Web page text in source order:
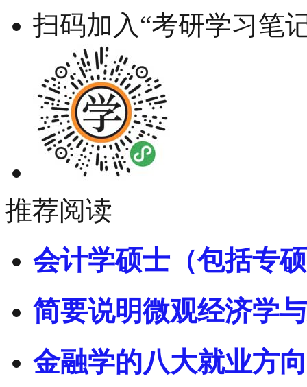
扫码加入“考研学习笔
推荐阅读
会计学硕士（包括专
简要说明微观经济学
金融学的八大就业方